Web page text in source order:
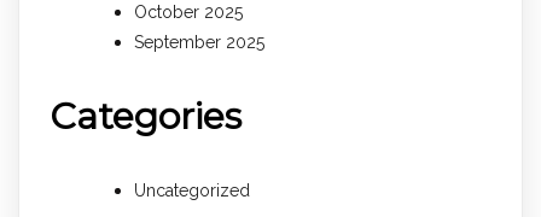
October 2025
September 2025
Categories
Uncategorized